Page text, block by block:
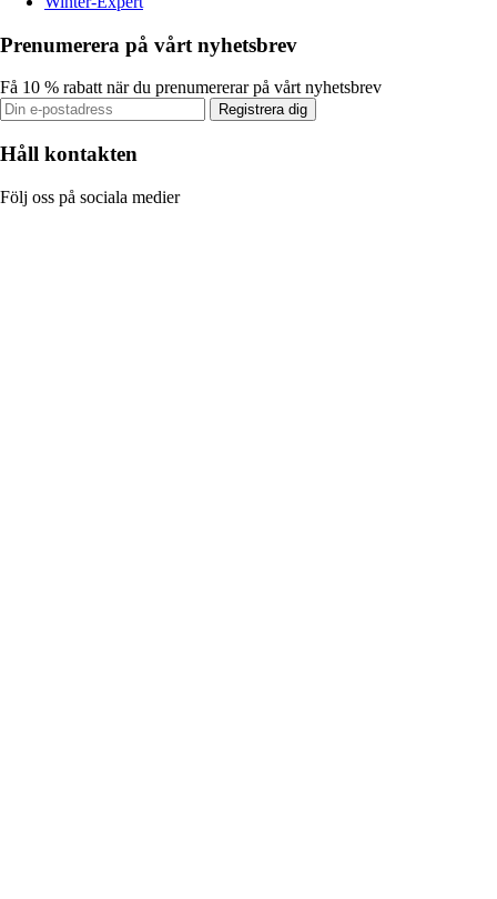
Prenumerera på vårt nyhetsbrev
Få 10 % rabatt när du prenumererar på vårt nyhetsbrev
Registrera dig
Håll kontakten
Följ oss på sociala medier